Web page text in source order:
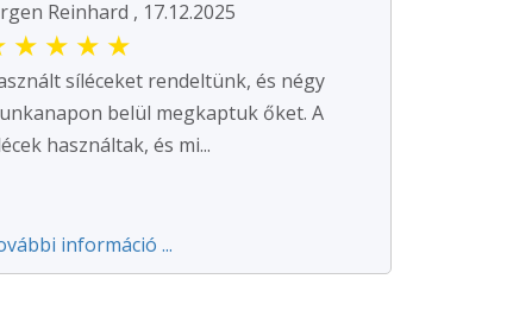
Reinhard , 17.12.2025
★ ★ ★ ★
síléceket rendeltünk, és négy
belül megkaptuk őket. A
használtak, és mi...
információ ...